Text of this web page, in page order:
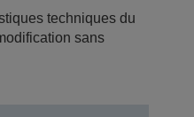
techniques du
sans